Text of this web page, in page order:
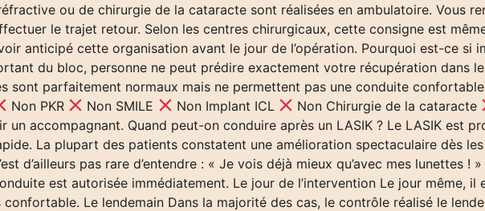
ou de chirurgie de la cataracte sont réalisées en ambulatoire. Vous
le trajet retour. Selon les centres chirurgicaux, cette consigne est
anticipé cette organisation avant le jour de l’opération. Pourquoi est-ce si
du bloc, personne ne peut prédire exactement votre récupération dans
sont parfaitement normaux mais ne permettent pas une conduite
Non PKR Non SMILE Non Implant ICL Non Chirurgie de la cataracte
un accompagnant. Quand peut-on conduire après un LASIK ? Le LASIK est
La plupart des patients constatent une amélioration spectaculaire dès
d’ailleurs pas rare d’entendre : « Je vois déjà mieux qu’avec mes lunettes
est autorisée immédiatement. Le jour de l’intervention Le jour même,
Le lendemain Dans la majorité des cas, le contrôle réalisé le